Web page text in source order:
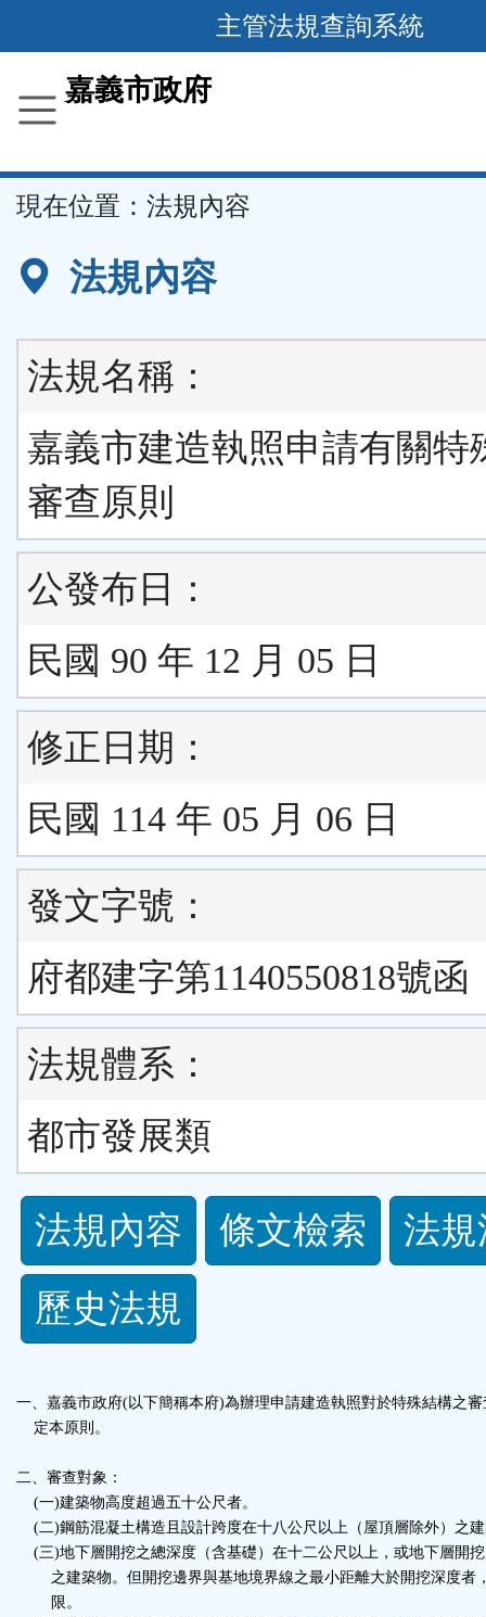
內
容
主管法規查詢系統
嘉義市政府
現在位置： 法規內容
法規內容
法規名稱：
嘉義市建造執照申請有關特
審查原則
公發布日：
民國 90 年 12 月 05 日
修正日期：
民國 114 年 05 月 06 日
發文字號：
府都建字第1140550818號函
法規體系：
都市發展類
法
規
功
按
鈕
區
法規內容 條文檢索
法
歷史法規
一、嘉義市政府(以下簡稱本府)為辦理申請建造執照對於特殊結構之
定本原則。
二、審查對象：
(一)建築物高度超過五十公尺者。
(二)鋼筋混凝土構造且設計跨度在十八公尺以上（屋頂層除外）之
(三)地下層開挖之總深度（含基礎）在十二公尺以上，或地下層開
之建築物。但開挖邊界與基地境界線之最小距離大於開挖深度者
限。